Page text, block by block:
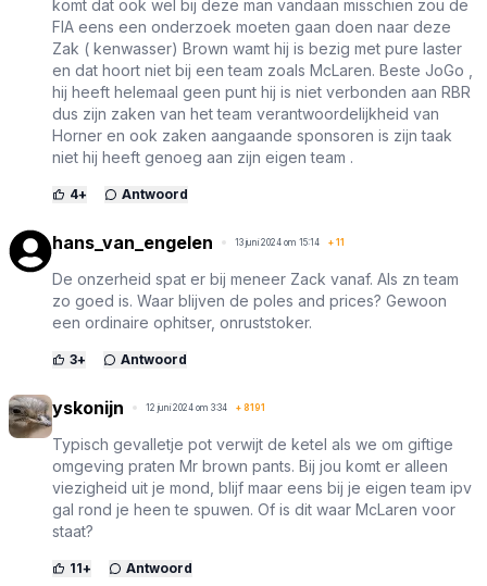
komt dat ook wel bij deze man vandaan misschien zou de
FIA eens een onderzoek moeten gaan doen naar deze
Zak ( kenwasser) Brown wamt hij is bezig met pure laster
en dat hoort niet bij een team zoals McLaren. Beste JoGo ,
hij heeft helemaal geen punt hij is niet verbonden aan RBR
dus zijn zaken van het team verantwoordelijkheid van
Horner en ook zaken aangaande sponsoren is zijn taak
niet hij heeft genoeg aan zijn eigen team .
4+ Antwoord
hans_van_engelen 13 juni 2024 om 15:14 + 11
De onzerheid spat er bij meneer Zack vanaf. Als zn team
zo goed is. Waar blijven de poles and prices? Gewoon
een ordinaire ophitser, onruststoker.
3+ Antwoord
yskonijn 12 juni 2024 om 3:34 + 8191
Typisch gevalletje pot verwijt de ketel als we om giftige
omgeving praten Mr brown pants. Bij jou komt er alleen
viezigheid uit je mond, blijf maar eens bij je eigen team ipv
gal rond je heen te spuwen. Of is dit waar McLaren voor
staat?
11+ Antwoord